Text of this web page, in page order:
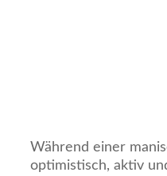
Während einer
optimistisch, aktiv